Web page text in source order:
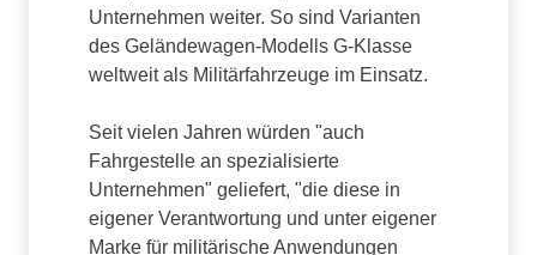
Unternehmen weiter. So sind Varianten
des Geländewagen-Modells G-Klasse
weltweit als Militärfahrzeuge im Einsatz.
Seit vielen Jahren würden "auch
Fahrgestelle an spezialisierte
Unternehmen" geliefert, "die diese in
eigener Verantwortung und unter eigener
Marke für militärische Anwendungen